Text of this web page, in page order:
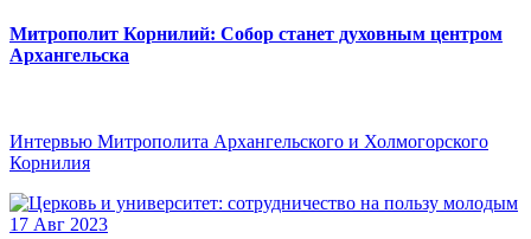
Митрополит Корнилий: Собор станет духовным центром
Архангельска
Интервью Митрополита Архангельского и Холмогорского
Корнилия
17 Авг 2023